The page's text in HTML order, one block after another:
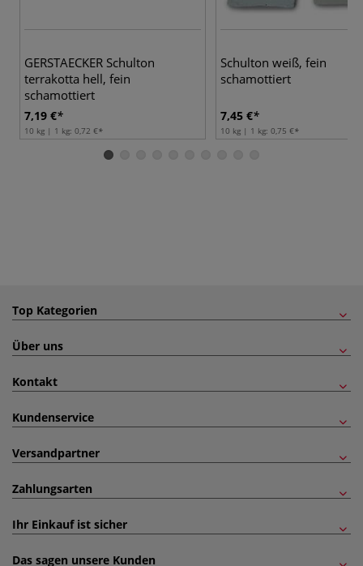
GERSTAECKER Schulton
terrakotta hell, fein
schamottiert
7,19 €
10 kg | 1 kg: 0,72 €
Schulton weiß, fein
schamottiert
7,45 €
10 kg | 1 kg: 0,75 €
Top Kategorien
Über uns
Kontakt
Kundenservice
Versandpartner
Zahlungsarten
Ihr Einkauf ist sicher
Das sagen unsere Kunden